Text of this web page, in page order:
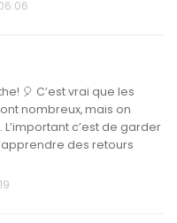
🎈 C’est vrai que les
nombreux, mais on
c’est de garder
des retours